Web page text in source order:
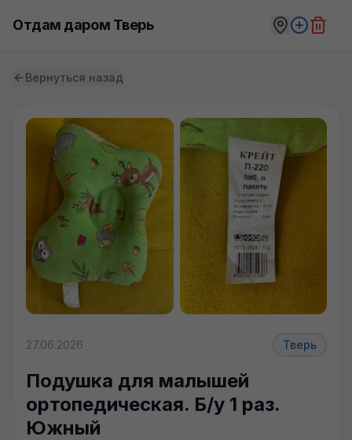
Отдам даром Тверь
Вернуться назад
27.06.2026 Тверь
Подушка для малышей
ортопедическая. Б/у 1 раз.
Южный